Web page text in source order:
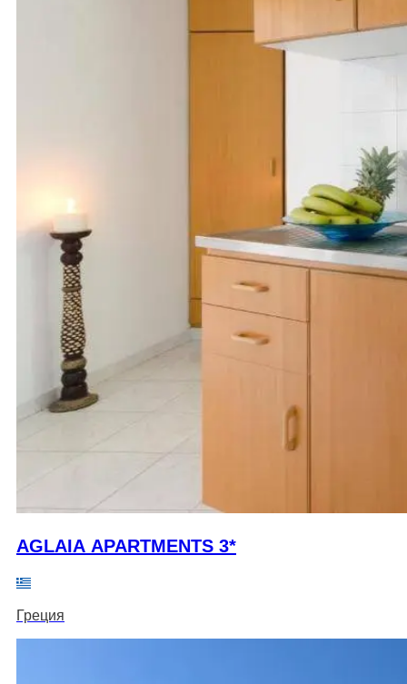
AGLAIA APARTMENTS 3*
Греция